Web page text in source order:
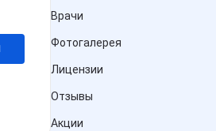
Врачи
Фотогалерея
Лицензии
Отзывы
Акции